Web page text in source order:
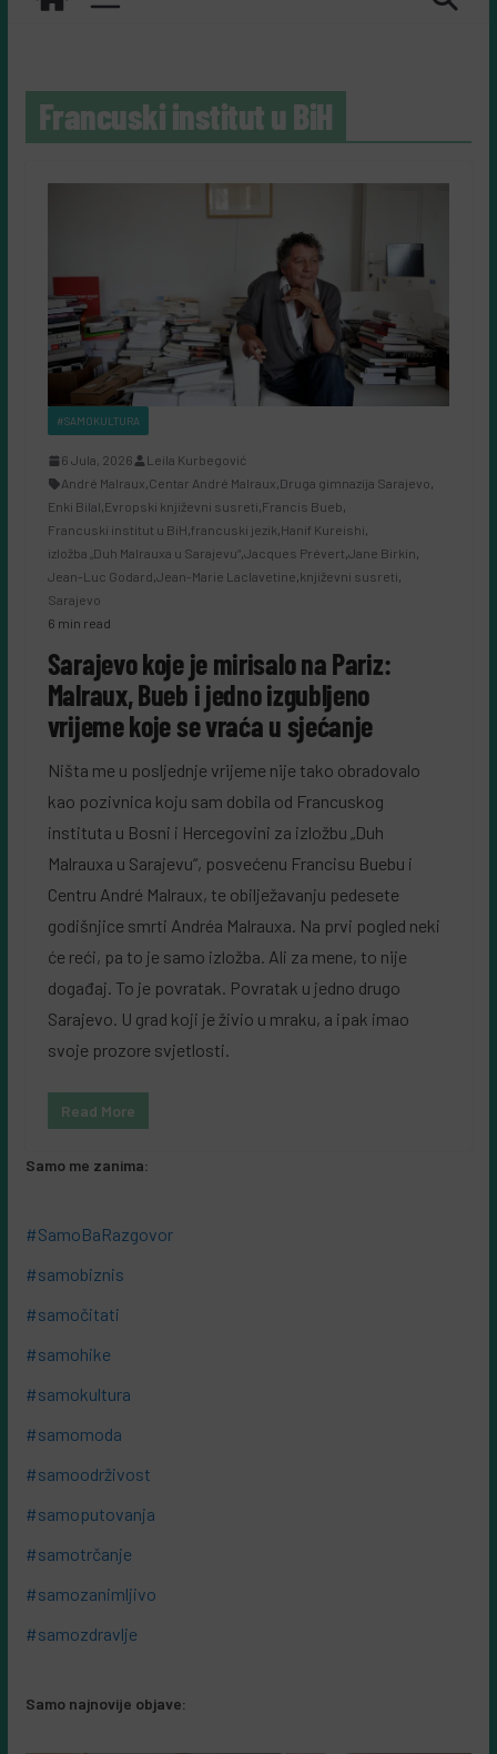
Francuski institut u BiH
#SAMOKULTURA
6 Jula, 2026
Leila Kurbegović
André Malraux,Centar André Malraux,Druga gimnazija Sarajevo,
Enki Bilal,Evropski književni susreti,Francis Bueb,
Francuski institut u BiH,francuski jezik,Hanif Kureishi,
izložba „Duh Malrauxa u Sarajevu“,Jacques Prévert,Jane Birkin,
Jean-Luc Godard,Jean-Marie Laclavetine,književni susreti,
Sarajevo
6 min read
Sarajevo koje je mirisalo na Pariz:
Malraux, Bueb i jedno izgubljeno
vrijeme koje se vraća u sjećanje
Ništa me u posljednje vrijeme nije tako obradovalo
kao pozivnica koju sam dobila od Francuskog
instituta u Bosni i Hercegovini za izložbu „Duh
Malrauxa u Sarajevu“, posvećenu Francisu Buebu i
Centru André Malraux, te obilježavanju pedesete
godišnjice smrti Andréa Malrauxa. Na prvi pogled neki
će reći, pa to je samo izložba. Ali za mene, to nije
događaj. To je povratak. Povratak u jedno drugo
Sarajevo. U grad koji je živio u mraku, a ipak imao
svoje prozore svjetlosti.
Read More
Samo me zanima:
#SamoBaRazgovor
#samobiznis
#samočitati
#samohike
#samokultura
#samomoda
#samoodrživost
#samoputovanja
#samotrčanje
#samozanimljivo
#samozdravlje
Samo najnovije objave: